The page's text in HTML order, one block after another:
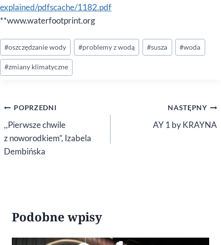
explained/pdfscache/1182.pdf
**www.waterfootprint.org
Tagi
wpisu:
#oszczędzanie wody #problemy z wodą #susza #woda
#zmiany klimatyczne
Nawigacja
wpisu
POPRZEDNI
,,Pierwsze chwile
z noworodkiem”, Izabela
Dembińska
NASTĘPNY
AY 1 by KRAYNA
Podobne wpisy